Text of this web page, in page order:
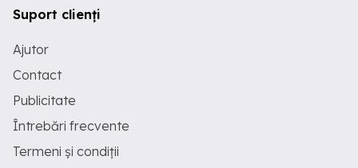
Suport clienți
Ajutor
Contact
Publicitate
Întrebări frecvente
Termeni și condiții